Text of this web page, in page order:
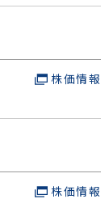
株価情報
株価情報